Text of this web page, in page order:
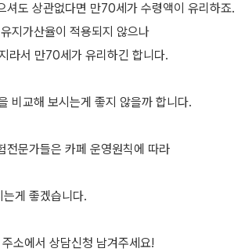
도 상관없다면 만70세가 수령액이 유리하죠.
지가산율이 적용되지 않으나
라서 만70세가 유리하긴 합니다.
비교해 보시는게 좋지 않을까 합니다.
전문가들은 카페 운영원칙에 따라
게 좋겠습니다.
소에서 상담신청 남겨주세요!